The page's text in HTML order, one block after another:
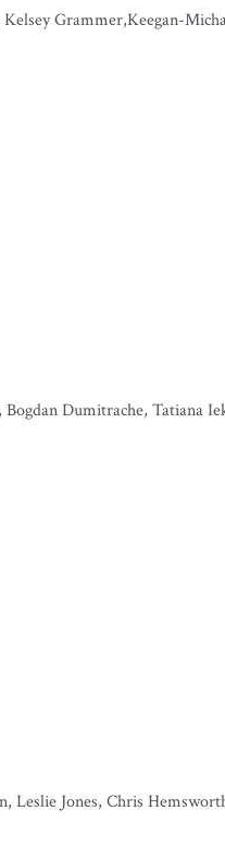
Grammer,Keegan-
Dumitrache, Tatiana
Jones, Chris